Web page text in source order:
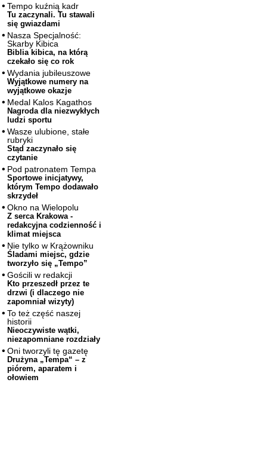
Tempo kuźnią kadr
Tu zaczynali. Tu stawali
się gwiazdami
Nasza Specjalność:
Skarby Kibica
Biblia kibica, na którą
czekało się co rok
Wydania jubileuszowe
Wyjątkowe numery na
wyjątkowe okazje
Medal Kalos Kagathos
Nagroda dla niezwykłych
ludzi sportu
Wasze ulubione, stałe
rubryki
Stąd zaczynało się
czytanie
Pod patronatem Tempa
Sportowe inicjatywy,
którym Tempo dodawało
skrzydeł
Okno na Wielopolu
Z serca Krakowa -
redakcyjna codzienność i
klimat miejsca
Nie tylko w Krążowniku
Śladami miejsc, gdzie
tworzyło się „Tempo”
Gościli w redakcji
Kto przeszedł przez te
drzwi (i dlaczego nie
zapomniał wizyty)
To też część naszej
historii
Nieoczywiste wątki,
niezapomniane rozdziały
Oni tworzyli tę gazetę
Drużyna „Tempa“ – z
piórem, aparatem i
ołowiem